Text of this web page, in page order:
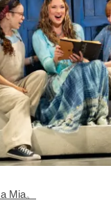
Mia。